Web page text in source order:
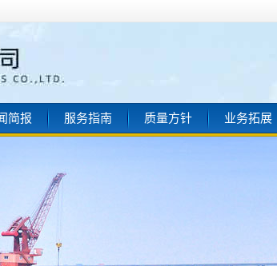
简报 服务指南 质量方针 业务拓展